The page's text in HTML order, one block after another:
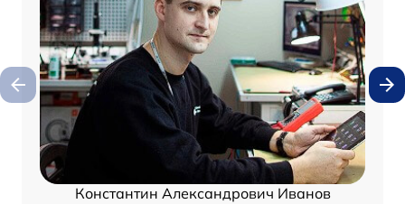
Константин Александрович Иванов